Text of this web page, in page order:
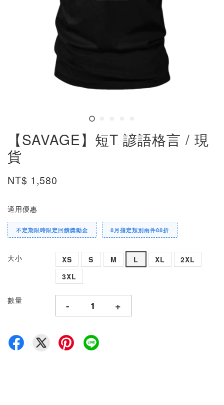
【SAVAGE】短T 諺語格言 / 現
貨
NT$ 1,580
適用優惠
不定期限時限定回饋獎勵金 8月指定類別兩件88折
大小 XS S M L XL
2XL
3XL
數量 - +